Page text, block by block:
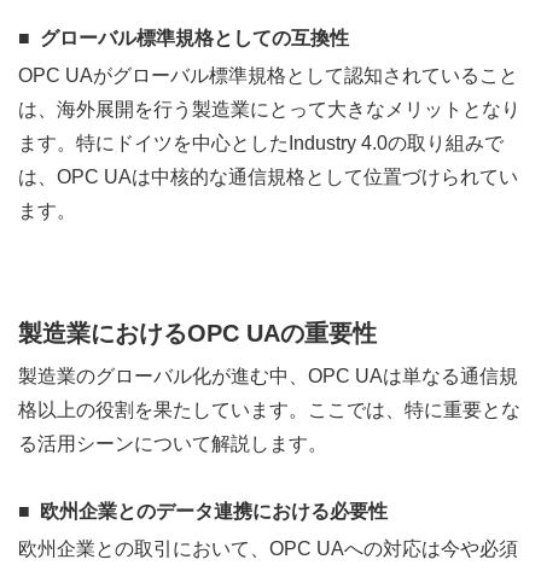
グローバル標準規格としての互換性
OPC UAがグローバル標準規格として認知されていること
は、海外展開を行う製造業にとって大きなメリットとなり
ます。特にドイツを中心としたIndustry 4.0の取り組みで
は、OPC UAは中核的な通信規格として位置づけられてい
ます。
製造業におけるOPC UAの重要性
製造業のグローバル化が進む中、OPC UAは単なる通信規
格以上の役割を果たしています。ここでは、特に重要とな
る活用シーンについて解説します。
欧州企業とのデータ連携における必要性
欧州企業との取引において、OPC UAへの対応は今や必須